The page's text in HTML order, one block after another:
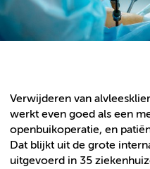
Verwijderen van
werkt even goed als een
openbuikoperatie, en
Dat blijkt uit de grote
uitgevoerd in 35